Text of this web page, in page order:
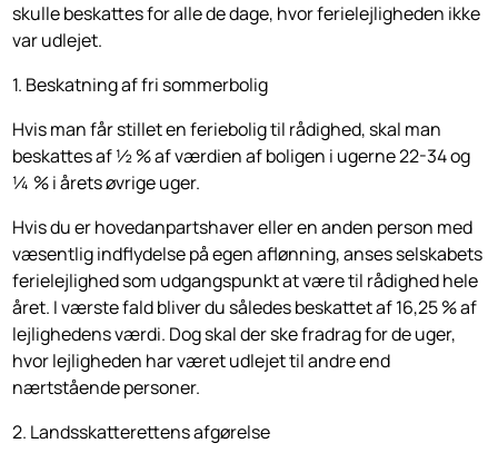
skulle beskattes for alle de dage, hvor ferielejligheden ikke
var udlejet.
1. Beskatning af fri sommerbolig
Hvis man får stillet en feriebolig til rådighed, skal man
beskattes af ½ % af værdien af boligen i ugerne 22-34 og
¼ % i årets øvrige uger.
Hvis du er hovedanpartshaver eller en anden person med
væsentlig indflydelse på egen aflønning, anses selskabets
ferielejlighed som udgangspunkt at være til rådighed hele
året. I værste fald bliver du således beskattet af 16,25 % af
lejlighedens værdi. Dog skal der ske fradrag for de uger,
hvor lejligheden har været udlejet til andre end
nærtstående personer.
2. Landsskatterettens afgørelse